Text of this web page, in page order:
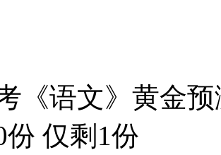
《语文》黄金
份 仅剩 1份